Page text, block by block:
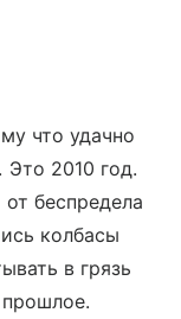
что удачно
2010 год.
беспредела
колбасы
в грязь